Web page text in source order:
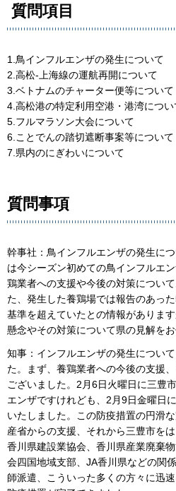
質問項目
1.鳥インフルエンザの発生について
2.高松-上海線の運航再開について
3.ベトナムのチャーター便等について
4.高松港の特定利用空港・港湾につい
5.フルマラソン大会について
6.ことでんの踏切遮断事案等について
7.県内のにぎわいについて
質問事項
幹事社：鳥インフルエンザの発生に
は今シーズン初めての鳥インフルエ
鶏業者への支援や今後の対策につい
た、発生した養鶏場では報告のあっ
基準を超えていたとの情報がありま
懸念やその対策について県の見解を
知事：インフルエンザの発生につい
た。まず、養鶏業者への今後の支援
ございました。2月6日火曜日に三豊
エンザですけれども、2月9日金曜日
いたしました。この防疫措置の円滑
産省からの支援、それから三豊市を
香川県建設業協会、香川県産業廃棄
会四国地域支部、JA香川県などの関
師派遣、こういった多くの方々に迅